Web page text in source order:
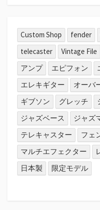
Custom Shop fender
telecaster
Vintage File
アンプ
エピフォン
エレキギター
オーバ
ギブソン
グレッチ
ジャズベース
ジャズ
テレキャスター
フェ
マルチエフェクター
日本製
限定モデル